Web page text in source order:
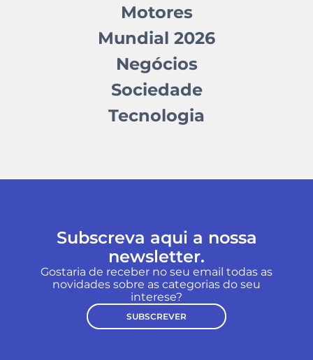
Motores
Mundial 2026
Negócios
Sociedade
Tecnologia
Subscreva aqui a nossa
newsletter.
Gostaria de receber no seu email todas as
novidades sobre as categorias do seu
interese?
SUBSCREVER